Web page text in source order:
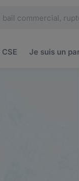
CSE Je suis un